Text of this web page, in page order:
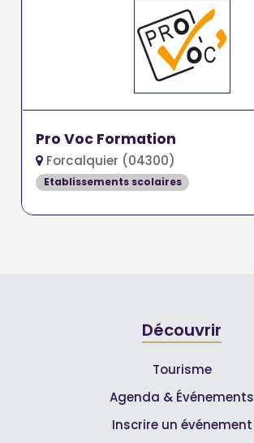
Pro Voc Formation
Forcalquier (04300)
Etablissements scolaires
Découvrir
Tourisme
Agenda & Événements
Inscrire un événement